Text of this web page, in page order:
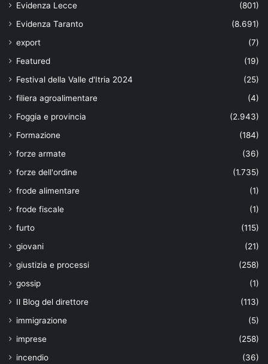
Evidenza Lecce
(801)
Evidenza Taranto
(8.691)
export
(7)
Featured
(19)
Festival della Valle d'Itria 2024
(25)
filiera agroalimentare
(4)
Foggia e provincia
(2.943)
Formazione
(184)
forze armate
(36)
forze dell'ordine
(1.735)
frode alimentare
(1)
frode fiscale
(1)
furto
(115)
giovani
(21)
giustizia e processi
(258)
gossip
(1)
Il Blog del direttore
(113)
immigrazione
(5)
imprese
(258)
incendio
(36)